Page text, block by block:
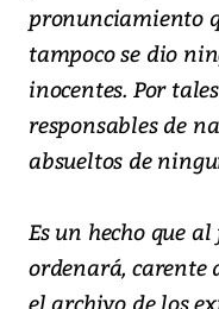
pronunciamiento
tampoco se dio
inocentes. Por
responsables de
absueltos de
Es un hecho que
ordenará, carente
el archivo de los